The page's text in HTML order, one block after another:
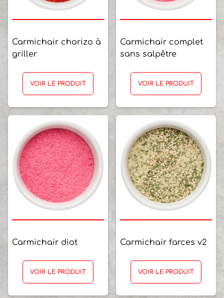
Carmichair chorizo à
griller
VOIR LE PRODUIT
Carmichair complet
sans salpêtre
VOIR LE PRODUIT
Carmichair diot
VOIR LE PRODUIT
Carmichair farces v2
VOIR LE PRODUIT